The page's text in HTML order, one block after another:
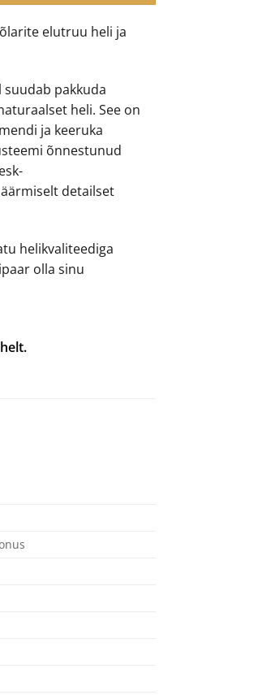
elutruu heli ja
suudab pakkuda
heli. See on
ja keeruka
õnnestunud
detailset
helikvaliteediga
olla sinu